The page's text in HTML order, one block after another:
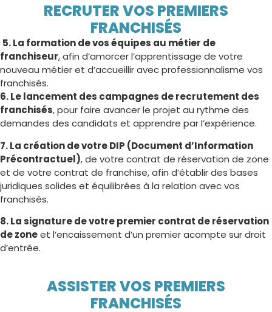
RECRUTER VOS PREMIERS
FRANCHISÉS
5. La formation de vos équipes au métier de
franchiseur, afin d’amorcer l’apprentissage de votre
nouveau métier et d’accueillir avec professionnalisme vos
franchisés.
6. Le lancement des campagnes de recrutement des
franchisés, pour faire avancer le projet au rythme des
demandes des candidats et apprendre par l’expérience.
7. La création de votre DIP (Document d’Information
Précontractuel), de votre contrat de réservation de zone
et de votre contrat de franchise, afin d’établir des bases
juridiques solides et équilibrées à la relation avec vos
franchisés.
8. La signature de votre premier contrat de réservation
de zoneet l’encaissement d’un premier acompte sur droit
d’entrée.
ASSISTER VOS PREMIERS
FRANCHISÉS